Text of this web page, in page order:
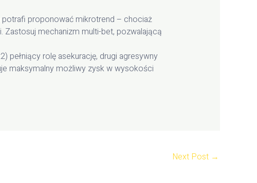
proponować mikrotrend – chociaż
mechanizm multi-bet, pozwalającą
pełniący rolę asekurację, drugi agresywny
maksymalny możliwy zysk w wysokości
Next Post →